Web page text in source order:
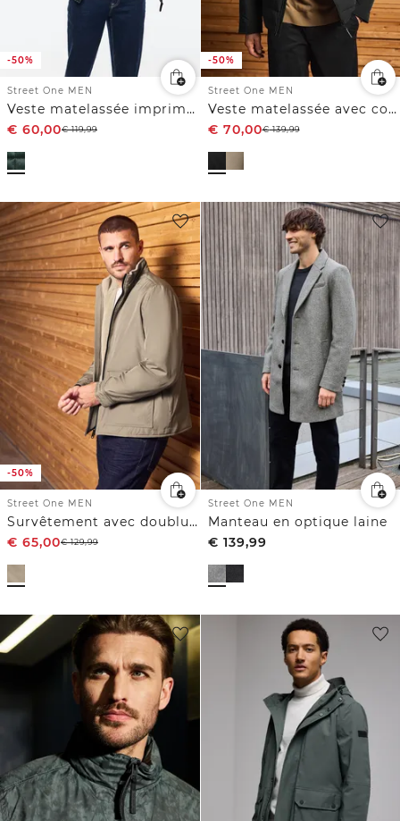
-50%
Street One MEN
Veste matelassée imprimée
€ 60,00€119,99
-50%
Street One MEN
Veste matelassée avec col montant
€ 70,00€139,99
-50%
Street One MEN
Survêtement avec doublure en peluche
€ 65,00€129,99
Street One MEN
Manteau en optique laine
€ 139,99